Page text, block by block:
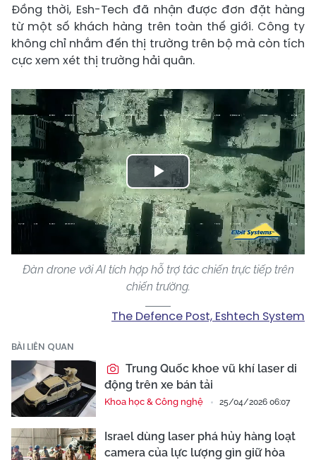
Đồng thời, Esh-Tech đã nhận được đơn đặt hàng
từ một số khách hàng trên toàn thế giới. Công ty
không chỉ nhắm đến thị trường trên bộ mà còn tích
cực xem xét thị trường hải quân.
Play
Video
Đàn drone với AI tích hợp hỗ trợ tác chiến trực tiếp trên
chiến trường.
The Defence Post, Eshtech System
BÀI LIÊN QUAN
Trung Quốc khoe vũ khí laser di
động trên xe bán tải
Khoa học & Công nghệ 25/04/2026 06:07
Israel dùng laser phá hủy hàng loạt
camera của lực lượng gìn giữ hòa